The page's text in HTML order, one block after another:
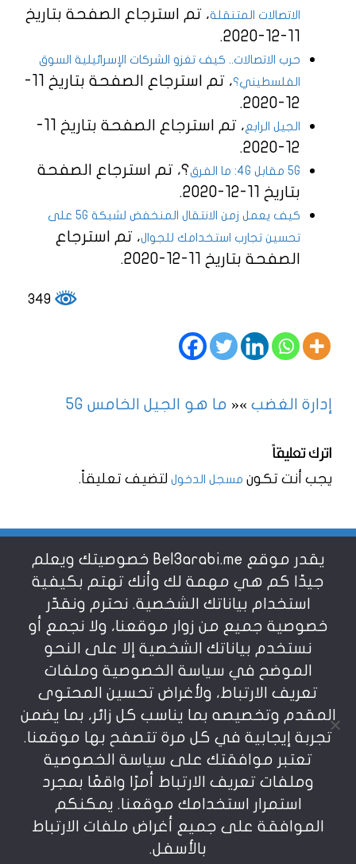
الاتصالات المتنقلة، تم استرجاع الصفحة بتاريخ
11-12-2020.
حرب الاتصالات.. كيف تغزو الشركات الإسرائيلية السوق
الفلسطيني؟
، تم استرجاع الصفحة بتاريخ 11-
12-2020.
الجيل الرابع
، تم استرجاع الصفحة بتاريخ 11-
12-2020.
5G مقابل 4G: ما الفرق
؟، تم استرجاع الصفحة
بتاريخ 11-12-2020.
كيف يعمل زمن الانتقال المنخفض لشبكة 5G على
تحسين تجارب استخدامك للجوال، تم استرجاع
الصفحة بتاريخ 11-12-2020.
« ما هو الجيل الخامس 5G إدارة الغضب »
اترك تعليقاً
يجب أنت تكون مسجل الدخول لتضيف تعليقاً.
شروط الاستخدام
سياسة الخصوصية
عن بالعربي
يمنع نسخ أو إعادة استخدام المواد المنشورة على
موقعنا تحت طائلة المسؤولية، إن أي استخدام أو إعادة
نشر أو إجتزاء بدون اذن خطي مسبق يعد انتهاكاُ لشروط
يقدر موقع Bel3arabi.me خصوصيتك ويعلم
جيدًا كم هي مهمة لك وأنك تهتم بكيفية
استخدام بياناتك الشخصية. نحترم ونقدّر
خصوصية جميع من زوار موقعنا، ولا نجمع أو
نستخدم بياناتك الشخصية إلا على النحو
الموضح في سياسة الخصوصية وملفات
تعريف الارتباط، ولأغراض تحسين المحتوى
المقدم وتخصيصه بما يناسب كل زائر، بما يضمن
تجربة إيجابية في كل مرة تتصفح بها موقعنا.
تعتبر موافقتك على سياسة الخصوصية
وملفات تعريف الارتباط أمرًا واقعًا بمجرد
استمرار استخدامك موقعنا. يمكنكم
الموافقة على جميع أغراض ملفات الارتباط
بالأسفل.